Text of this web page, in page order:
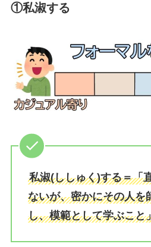
①私淑する
私淑(ししゅく)する＝「
ないが、密かにその人を
し、模範として学ぶこと